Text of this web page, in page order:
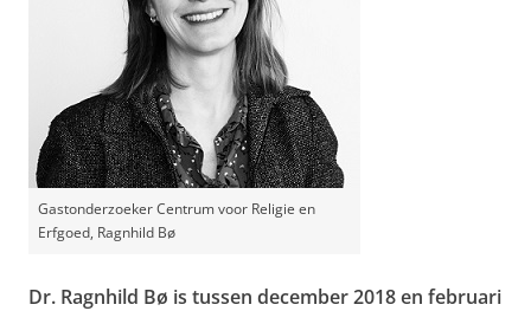
Gastonderzoeker Centrum voor Religie en
Erfgoed, Ragnhild Bø
Dr. Ragnhild Bø is tussen december 2018 en februari